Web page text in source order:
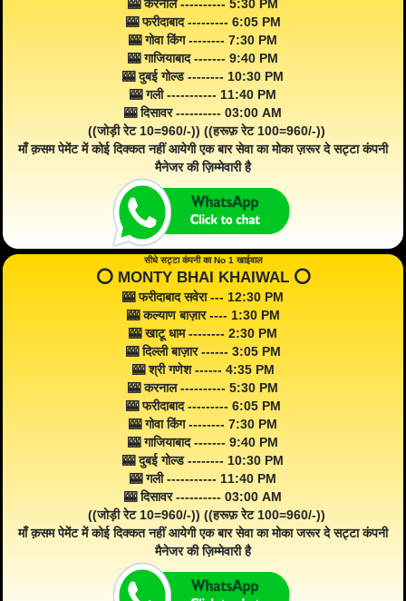
🎰 करनाल ---------- 5:30 PM
🎰 फरीदाबाद --------- 6:05 PM
🎰 गोवा किंग -------- 7:30 PM
🎰 गाजियाबाद ------- 9:40 PM
🎰 दुबई गोल्ड -------- 10:30 PM
🎰 गली ----------- 11:40 PM
🎰 दिसावर ---------- 03:00 AM
((जोड़ी रेट 10=960/-)) ((हरूफ़ रेट 100=960/-))
माँ क़सम पेमेंट में कोई दिक्कत नहीं आयेगी एक बार सेवा का मोका ज़रूर दे सट्टा कंपनी
मैनेजर की ज़िम्मेवारी है
सीधे सट्टा कंपनी का No 1 खाईवाल
⭕️ MONTY BHAI KHAIWAL ⭕️
🎰 फरीदाबाद सवेरा --- 12:30 PM
🎰 कल्याण बाज़ार ---- 1:30 PM
🎰 खाटू धाम -------- 2:30 PM
🎰 दिल्ली बाज़ार ------ 3:05 PM
🎰 श्री गणेश ------ 4:35 PM
🎰 करनाल ---------- 5:30 PM
🎰 फरीदाबाद --------- 6:05 PM
🎰 गोवा किंग -------- 7:30 PM
🎰 गाजियाबाद ------- 9:40 PM
🎰 दुबई गोल्ड -------- 10:30 PM
🎰 गली ----------- 11:40 PM
🎰 दिसावर ---------- 03:00 AM
((जोड़ी रेट 10=960/-)) ((हरूफ़ रेट 100=960/-))
माँ क़सम पेमेंट में कोई दिक्कत नहीं आयेगी एक बार सेवा का मोका जरूर दे सट्टा कंपनी
मैनेजर की ज़िम्मेवारी है